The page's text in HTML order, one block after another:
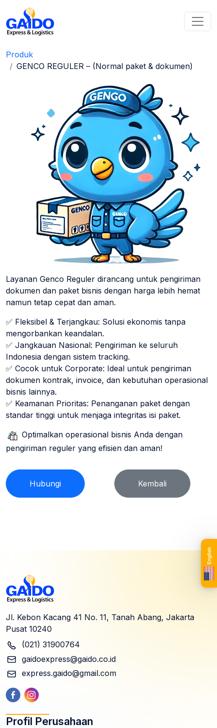
Produk
GENCO REGULER – (Normal paket & dokumen)
Layanan Genco Reguler dirancang untuk pengiriman
dokumen dan paket bisnis dengan harga lebih hemat
namun tetap cepat dan aman.
✅ Fleksibel & Terjangkau: Solusi ekonomis tanpa
mengorbankan keandalan.
✅ Jangkauan Nasional: Pengiriman ke seluruh
Indonesia dengan sistem tracking.
✅ Cocok untuk Corporate: Ideal untuk pengiriman
dokumen kontrak, invoice, dan kebutuhan operasional
bisnis lainnya.
✅ Keamanan Prioritas: Penanganan paket dengan
standar tinggi untuk menjaga integritas isi paket.
Optimalkan operasional bisnis Anda dengan
pengiriman reguler yang efisien dan aman!
Kembali
Hubungi
Jl. Kebon Kacang 41 No. 11, Tanah Abang, Jakarta
Pusat 10240
(021) 31900764
gaidoexpress@gaido.co.id
express.gaido@gmail.com
Profil Perusahaan